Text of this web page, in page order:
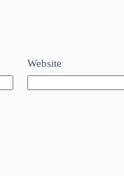
Website